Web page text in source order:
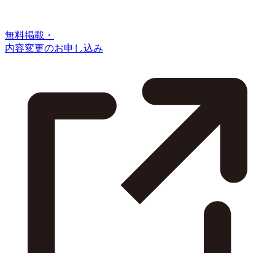
無料掲載・
内容変更のお申し込み